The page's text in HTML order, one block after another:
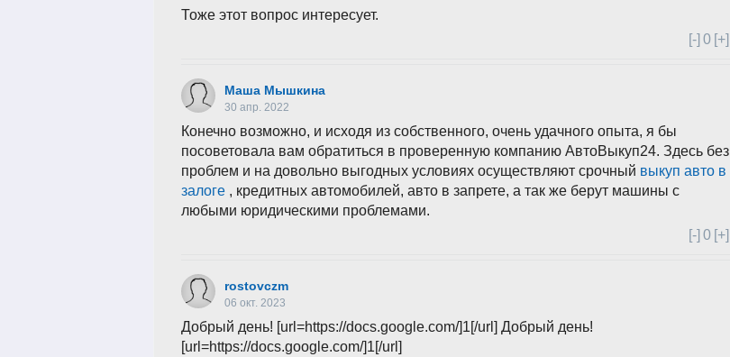
Тоже этот вопрос интересует.
[-] 0 [+]
Маша Мышкина
30 апр. 2022
Конечно возможно, и исходя из собственного, очень удачного опыта, я бы
посоветовала вам обратиться в проверенную компанию АвтоВыкуп24. Здесь без
проблем и на довольно выгодных условиях осуществляют срочный выкуп авто в
залоге , кредитных автомобилей, авто в запрете, а так же берут машины с
любыми юридическими проблемами.
[-] 0 [+]
rostovczm
06 окт. 2023
Добрый день! [url=https://docs.google.com/]1[/url] Добрый день!
[url=https://docs.google.com/]1[/url]